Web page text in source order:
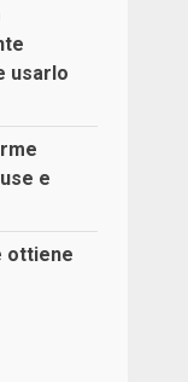
usarlo
e
ottiene